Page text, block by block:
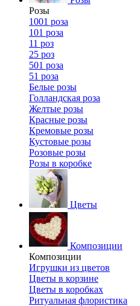
Розы
1001 роза
101 роза
11 роз
25 роз
501 роза
51 роза
Белые розы
Голландская роза
Желтые розы
Красные розы
Кремовые розы
Кустовые розы
Розовые розы
Розы в коробке
Цветы
Композиции
Композиции
Игрушки из цветов
Цветы в корзине
Цветы в коробках
Ритуальная флористика